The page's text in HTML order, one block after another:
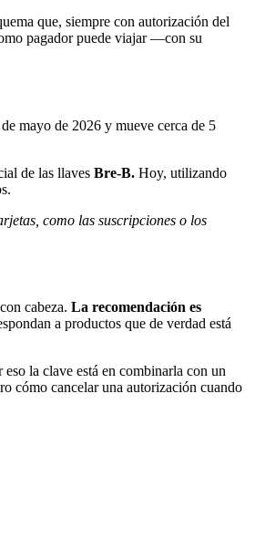
que, siempre con autorización del
pagador puede viajar —con su
mayo de 2026 y mueve cerca de 5
de las llaves Bre-B. Hoy, utilizando
como las suscripciones o los
cabeza. La recomendación es
a productos que de verdad está
la clave está en combinarla con un
cómo cancelar una autorización cuando